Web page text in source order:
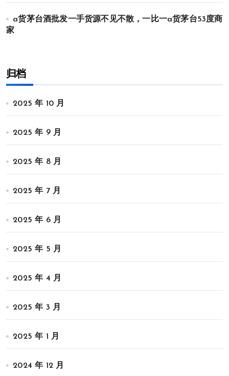
a货茅台酒批发一手货源不见不散，一比一a货茅台53度商
家
归档
2025 年 10 月
2025 年 9 月
2025 年 8 月
2025 年 7 月
2025 年 6 月
2025 年 5 月
2025 年 4 月
2025 年 3 月
2025 年 1 月
2024 年 12 月